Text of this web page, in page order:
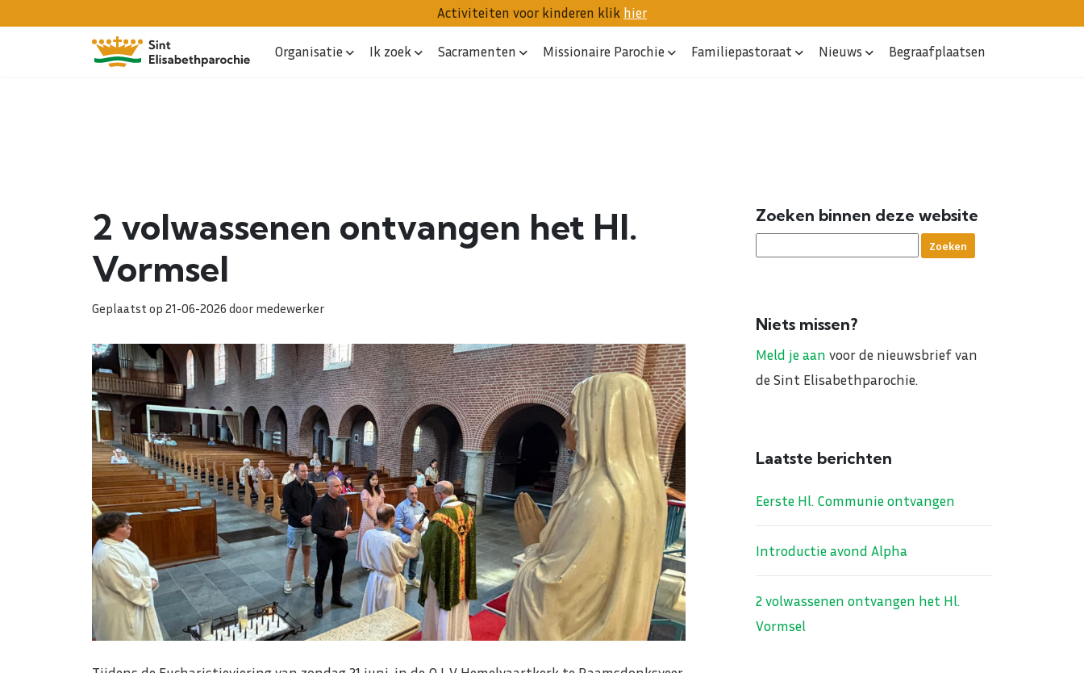
Activiteiten voor kinderen klik hier
Organisatie Ik zoek Sacramenten Missionaire Parochie Familiepastoraat Nieuws Begraafplaatsen
2 volwassenen ontvangen het Hl.
Vormsel
Geplaatst op 21-06-2026 door medewerker
Zoeken binnen deze website
Niets missen?
Meld je aan voor de nieuwsbrief van
de Sint Elisabethparochie.
Laatste berichten
Eerste Hl. Communie ontvangen
Introductie avond Alpha
2 volwassenen ontvangen het Hl.
Vormsel